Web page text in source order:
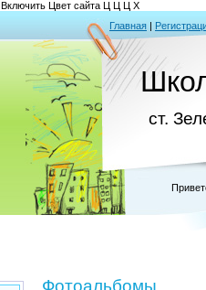
Включить Цвет сайта Ц Ц Ц Х
Главная |
ст.
Фотоальбомы